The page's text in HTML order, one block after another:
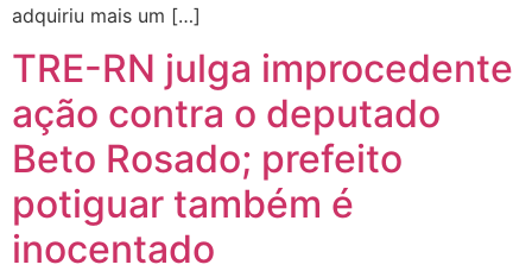
adquiriu mais um […]
TRE-RN julga improcedente
ação contra o deputado
Beto Rosado; prefeito
potiguar também é
inocentado